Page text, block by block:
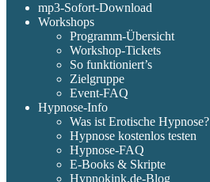
mp3-Sofort-Download
Workshops
Programm-Übersicht
Workshop-Tickets
So funktioniert’s
Zielgruppe
Event-FAQ
Hypnose-Info
Was ist Erotische Hypnose?
Hypnose kostenlos testen
Hypnose-FAQ
E-Books & Skripte
Hypnokink.de-Blog